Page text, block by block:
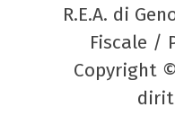
R.E.A. di
Fiscale /
Copyright